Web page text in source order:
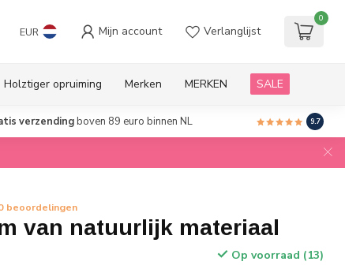
EUR Mijn account Verlanglijst
0
Holztiger opruiming Merken MERKEN SALE
verzendingboven 89 euro binnen NL 9.7
beoordelingen
van natuurlijk materiaal
Op voorraad (13)